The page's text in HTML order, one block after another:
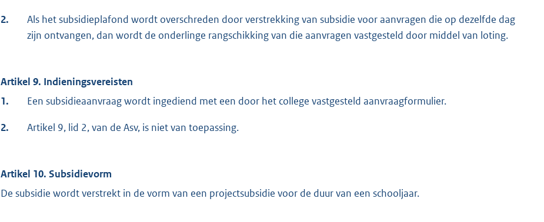
2.
Als het subsidieplafond wordt overschreden door verstrekking van subsidie voor aanvragen die op dezelfde dag
zijn ontvangen, dan wordt de onderlinge rangschikking van die aanvragen vastgesteld door middel van loting.
Artikel 9. Indieningsvereisten
1.
Een subsidieaanvraag wordt ingediend met een door het college vastgesteld aanvraagformulier.
2. Artikel 9, lid 2, van de Asv, is niet van toepassing.
Artikel 10. Subsidievorm
De subsidie wordt verstrekt in de vorm van een projectsubsidie voor de duur van een schooljaar.